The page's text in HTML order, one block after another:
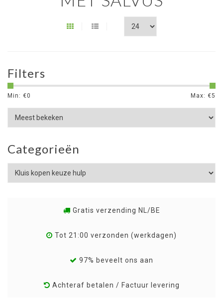
Filters
Min: €0 Max: €5
Categorieën
Gratis verzending NL/BE
Tot 21:00 verzonden (werkdagen)
97% beveelt ons aan
Achteraf betalen / Factuur levering